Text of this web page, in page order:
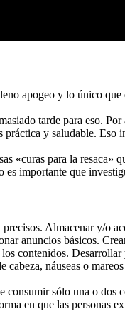
apogeo y lo único
tarde para eso.
y saludable.
para la resaca»
importante que
Almacenar y/o
anuncios básicos.
contenidos.
náuseas o
sólo una o
en que las personas